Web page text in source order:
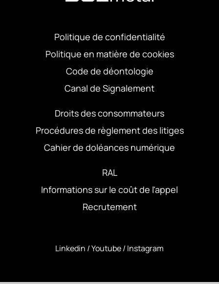
Politique de confidentialité
Politique en matière de cookies
Code de déontologie
Canal de Signalement
Droits des consommateurs
Procédures de règlement des litiges
Cahier de doléances numérique
RAL
Informations sur le coût de l'appel
Recrutement
Linkedin /Youtube/ Instagram